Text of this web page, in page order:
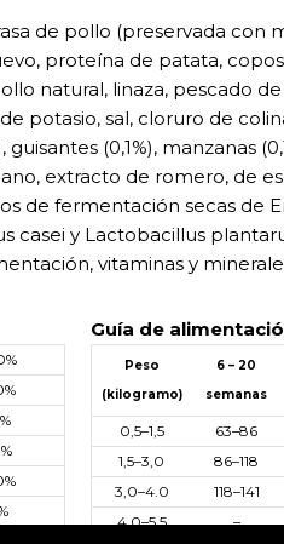
de pollo (preservada con
proteína de patata, copos
natural, linaza, pescado
potasio, sal, cloruro de
(0,1%), manzanas
extracto de romero, de
de fermentación secas de
casei y Lactobacillus
vitaminas y
Guía de
Peso
(kilogramo)
6–20
semanas
0,5–1,5 63–86
1,5–3,0 86–118
3,0–4.0 118–141
4.0–5.5 –